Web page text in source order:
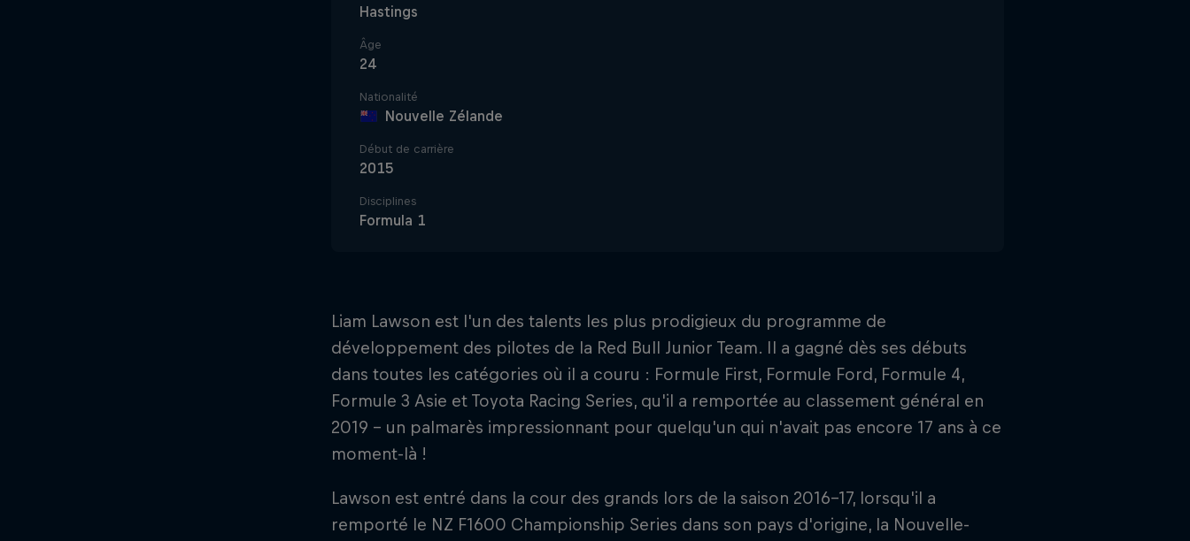
Hastings
Âge
24
Nationalité
Nouvelle Zélande
Début de carrière
2015
Disciplines
Formula 1
Liam Lawson est l'un des talents les plus prodigieux du programme de
développement des pilotes de la Red Bull Junior Team. Il a gagné dès ses débuts
dans toutes les catégories où il a couru : Formule First, Formule Ford, Formule 4,
Formule 3 Asie et Toyota Racing Series, qu'il a remportée au classement général en
2019 - un palmarès impressionnant pour quelqu'un qui n'avait pas encore 17 ans à ce
moment-là !
Lawson est entré dans la cour des grands lors de la saison 2016-17, lorsqu'il a
remporté le NZ F1600 Championship Series dans son pays d'origine, la Nouvelle-